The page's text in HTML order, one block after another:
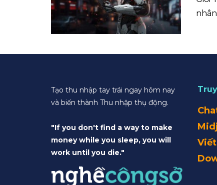
Tạo thu nhập tay trái ngay hôm nay
và biến thành Thu nhập thụ động.
"If you don't find a way to make
money while you sleep, you will
work until you die."